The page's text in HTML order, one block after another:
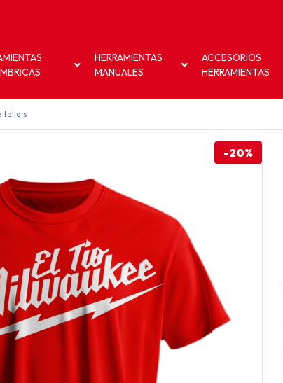
HERRAMIENTAS
MANUALES
ACCESORIOS
HERRAMIENTAS
talla s
-20%